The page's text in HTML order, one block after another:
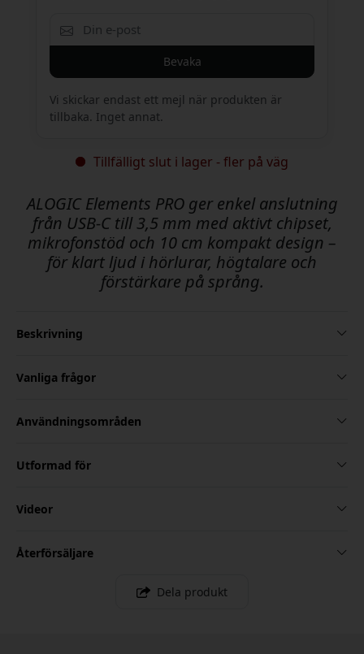
Bevaka
Vi skickar endast ett mejl när produkten är
tillbaka. Inget annat.
Tillfälligt slut i lager - fler på väg
ALOGIC Elements PRO ger enkel anslutning
från USB-C till 3,5 mm med aktivt chipset,
mikrofonstöd och 10 cm kompakt design –
för klart ljud i hörlurar, högtalare och
förstärkare på språng.
Beskrivning
Vanliga frågor
Användningsområden
Utformad för
Videor
Återförsäljare
Dela produkt